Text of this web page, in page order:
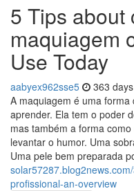
5 Tips about
maquiagem
Use Today
aabyex962sse5 363
A maquiagem é uma
aprender. Ela tem o poder
mas também a forma
levantar o humor. Uma
Uma pele bem preparada
profissional-an-overview